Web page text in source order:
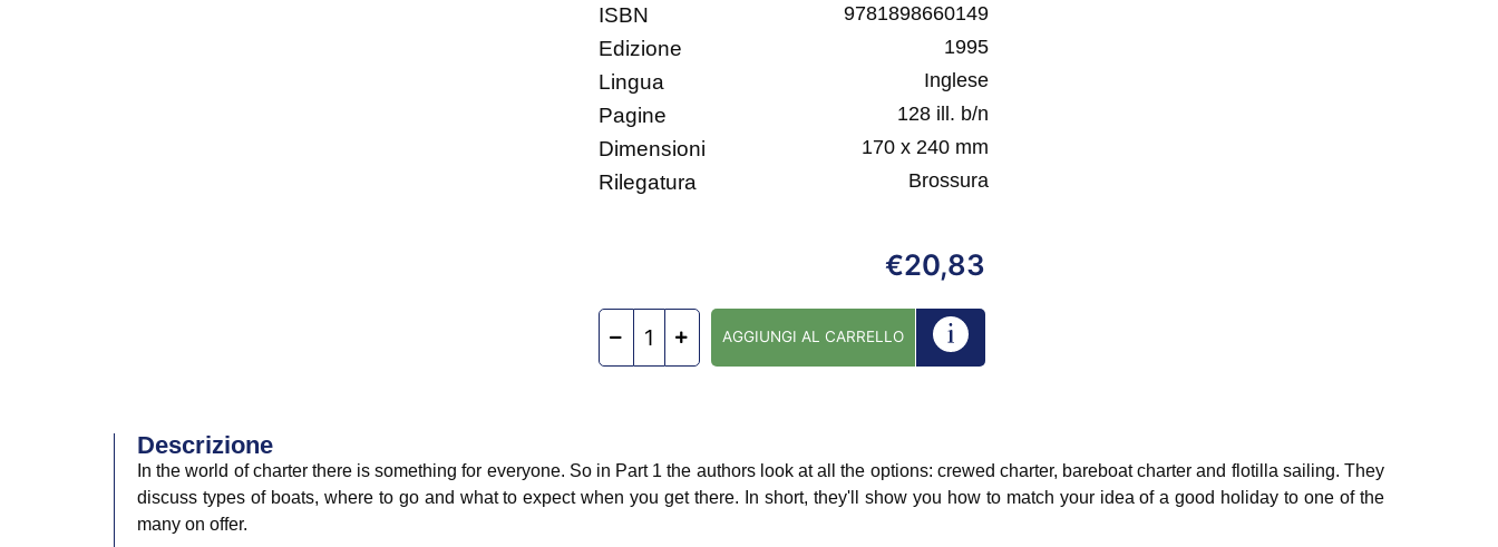
ISBN 9781898660149
Edizione 1995
Lingua Inglese
Pagine 128 ill. b/n
Dimensioni 170 x 240 mm
Rilegatura Brossura
€20,83
AGGIUNGI AL CARRELLO
Descrizione
In the world of charter there is something for everyone. So in Part 1 the authors look at all the options: crewed charter, bareboat charter and flotilla sailing. They
discuss types of boats, where to go and what to expect when you get there. In short, they'll show you how to match your idea of a good holiday to one of the
many on offer.